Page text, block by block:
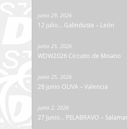
junio 29, 2026
12 julio… Galinduste – León
junio 25, 2026
WDW2026 Circuito de Misano
junio 25, 2026
28 junio OLIVA – Valencia
junio 2, 2026
27 Junio… PELABRAVO –